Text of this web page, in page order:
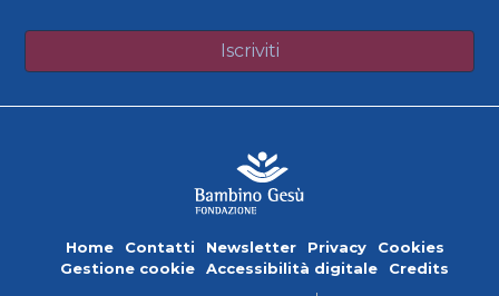
Iscriviti
Home Contatti Newsletter Privacy
Cookies
Gestione cookie
Accessibilità digitale
Credits